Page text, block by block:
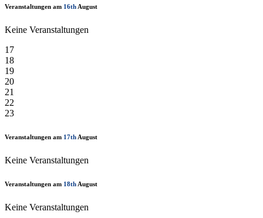
Veranstaltungen am 16th August
Keine Veranstaltungen
17
18
19
20
21
22
23
Veranstaltungen am 17th August
Keine Veranstaltungen
Veranstaltungen am 18th August
Keine Veranstaltungen